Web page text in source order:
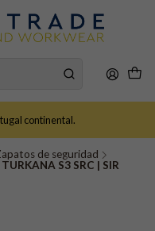
continental.
de seguridad
S3 SRC | SIR